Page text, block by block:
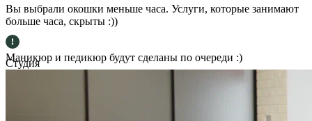
Вы выбрали окошки меньше часа. Услуги, которые занимают
больше часа, скрыты :))
Маникюр и педикюр будут сделаны по очереди :)
Студия